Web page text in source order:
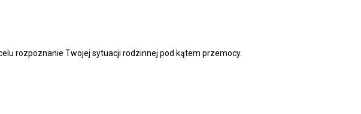
rozpoznanie Twojej sytuacji rodzinnej pod kątem przemocy.